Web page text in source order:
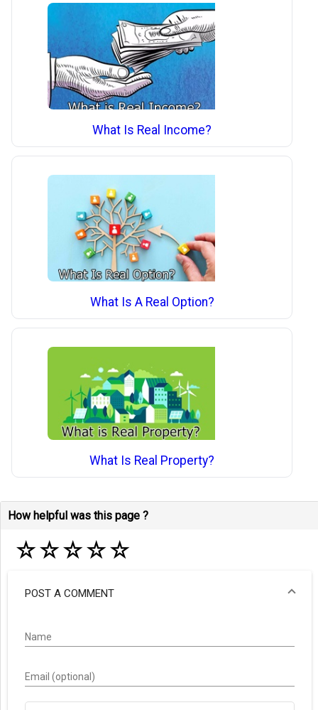
What Is Real Income?
What Is A Real Option?
What Is Real Property?
How helpful was this page ?
☆☆☆☆☆
POST A COMMENT
Name
Email (optional)